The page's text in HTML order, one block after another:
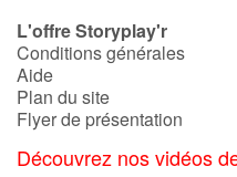
Autour du monde
Apprentissage
Art, espace, activité
L'offre Storyplay'r
Conditions générales
Aide
Plan du site
Flyer de présentation
Découvrez nos vidéos